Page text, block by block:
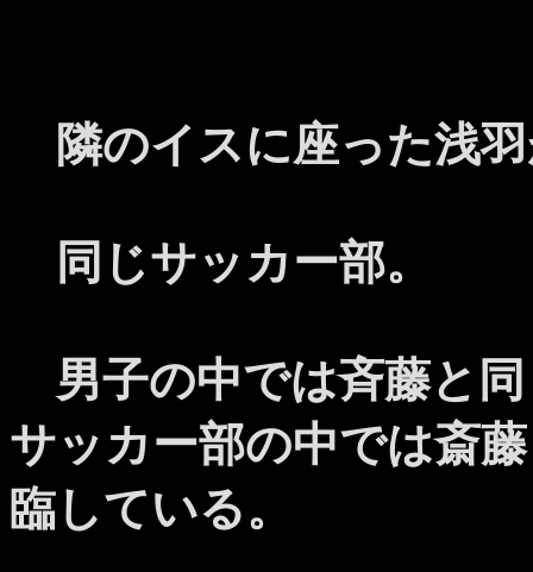
隣のイスに座った浅
同じサッカー部。
男子の中では斉藤と
サッカー部の中では斎
臨している。